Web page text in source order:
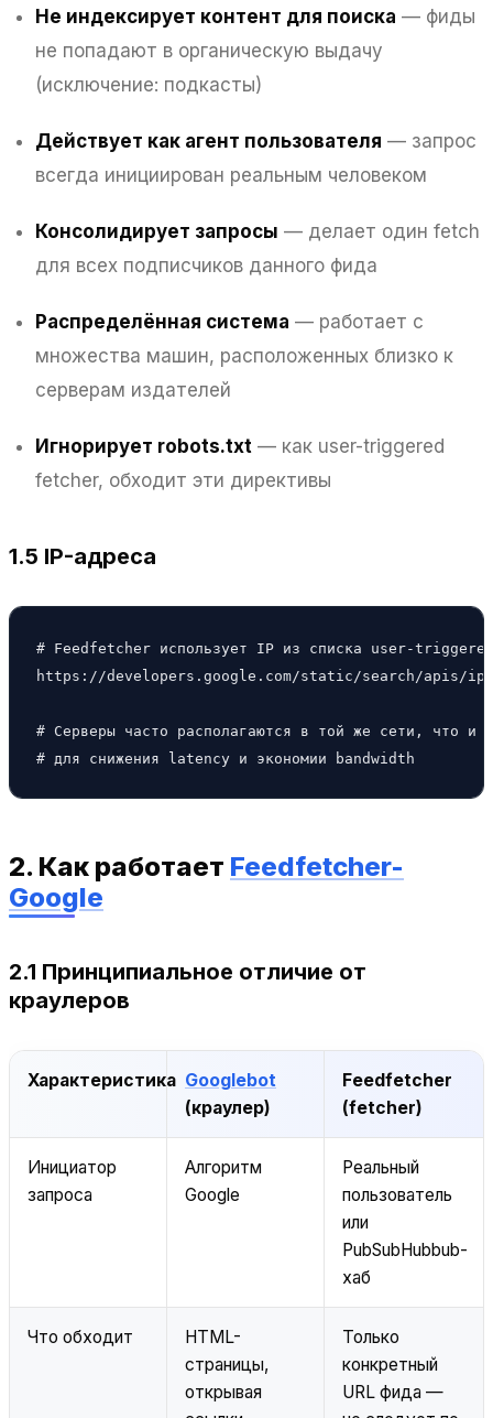
Не индексирует контент для поиска — фиды
не попадают в органическую выдачу
(исключение: подкасты)
Действует как агент пользователя — запрос
всегда инициирован реальным человеком
Консолидирует запросы — делает один fetch
для всех подписчиков данного фида
Распределённая система — работает с
множества машин, расположенных близко к
серверам издателей
Игнорирует robots.txt — как user-triggered
fetcher, обходит эти директивы
1.5 IP-адреса
# Feedfetcher использует IP из списка user-
https://developers.google.com/static/search/apis/
# Серверы часто располагаются в той же сети, что и
# для снижения latency и экономии bandwidth
2. Как работает Feedfetcher-
Google
2.1 Принципиальное отличие от
краулеров
Характеристика Googlebot
(краулер)
Feedfetcher
(fetcher)
Инициатор
запроса
Алгоритм
Google
Реальный
пользователь
или
PubSubHubbub-
хаб
Что обходит
HTML-
страницы,
открывая
Только
конкретный
URL фида —